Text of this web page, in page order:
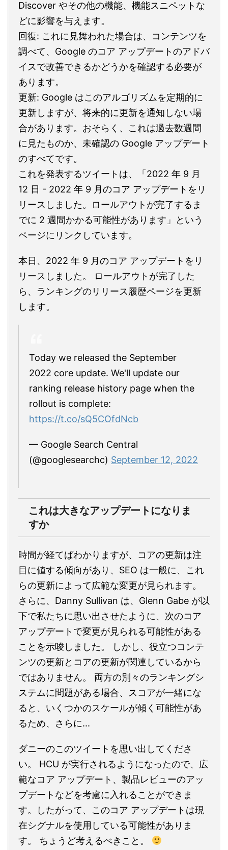
Discover やその他の機能、機能スニペットな
どに影響を与えます。
回復: これに見舞われた場合は、コンテンツを
調べて、Google のコア アップデートのアドバ
イスで改善できるかどうかを確認する必要が
あります。
更新: Google はこのアルゴリズムを定期的に
更新しますが、将来的に更新を通知しない場
合があります。おそらく、これは過去数週間
に見たものか、未確認の Google アップデート
のすべてです。
これを発表するツイートは、「2022 年 9 月
12 日 - 2022 年 9 月のコア アップデートをリ
リースしました。ロールアウトが完了するま
でに 2 週間かかる可能性があります」という
ページにリンクしています。
本日、2022 年 9 月のコア アップデートをリ
リースしました。 ロールアウトが完了した
ら、ランキングのリリース履歴ページを更新
します。
Today we released the September
2022 core update. We'll update our
ranking release history page when the
rollout is complete:
https://t.co/sQ5COfdNcb
— Google Search Central
(@googlesearchc) September 12, 2022
これは大きなアップデートになりま
すか
時間が経てばわかりますが、コアの更新は注
目に値する傾向があり、SEO は一般に、これ
らの更新によって広範な変更が見られます。
さらに、Danny Sullivan は、Glenn Gabe が以
下で私たちに思い出させたように、次のコア
アップデートで変更が見られる可能性がある
ことを示唆しました。 しかし、役立つコンテ
ンツの更新とコアの更新が関連しているから
ではありません。 両方の別々のランキングシ
ステムに問題がある場合、スコアが一緒にな
ると、いくつかのスケールが傾く可能性があ
るため、さらに...
ダニーのこのツイートを思い出してくださ
い。 HCU が実行されるようになったので、広
範なコア アップデート、製品レビューのアッ
プデートなどを考慮に入れることができま
す。したがって、このコア アップデートは現
在シグナルを使用している可能性がありま
す。 ちょうど考えるべきこと。